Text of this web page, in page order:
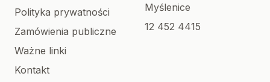
Polityka prywatności
Zamówienia publiczne
Ważne linki
Kontakt
Myślenice
12 452 4415